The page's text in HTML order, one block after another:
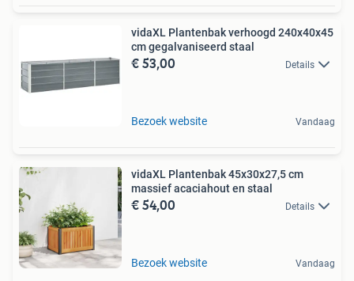
vidaXL Plantenbak verhoogd 240x40x45
cm gegalvaniseerd staal
€ 53,00 Details
Bezoek website Vandaag
vidaXL Plantenbak 45x30x27,5 cm
massief acaciahout en staal
€ 54,00 Details
Bezoek website Vandaag